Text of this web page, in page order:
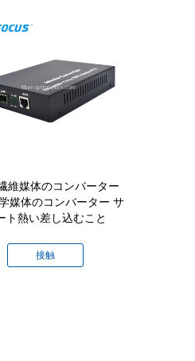
維媒体のコンバーター
媒体のコンバーター サ
ト熱い差し込むこと
接触